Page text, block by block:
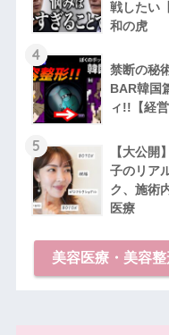
戦したい
和の虎
4
禁断の秘
BAR韓国
ィ!!【経
5
【大公開
子のリア
ク、施術
医療
美容医療・美容